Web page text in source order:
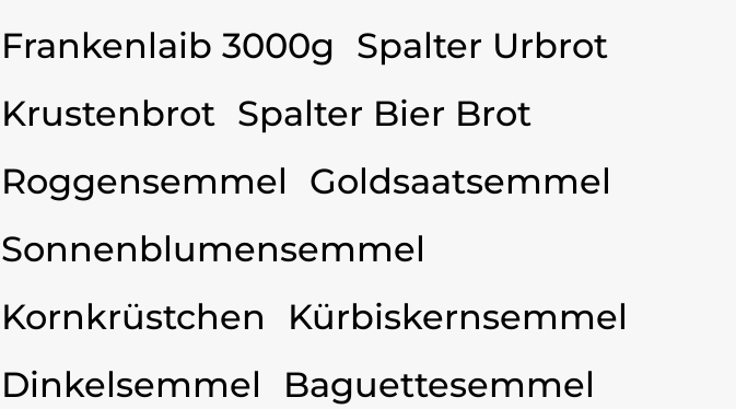
Frankenlaib 3000g Spalter Urbrot
Krustenbrot Spalter Bier Brot
Roggensemmel
Goldsaatsemmel
Sonnenblumensemmel
Kornkrüstchen
Kürbiskernsemmel
Dinkelsemmel
Baguettesemmel